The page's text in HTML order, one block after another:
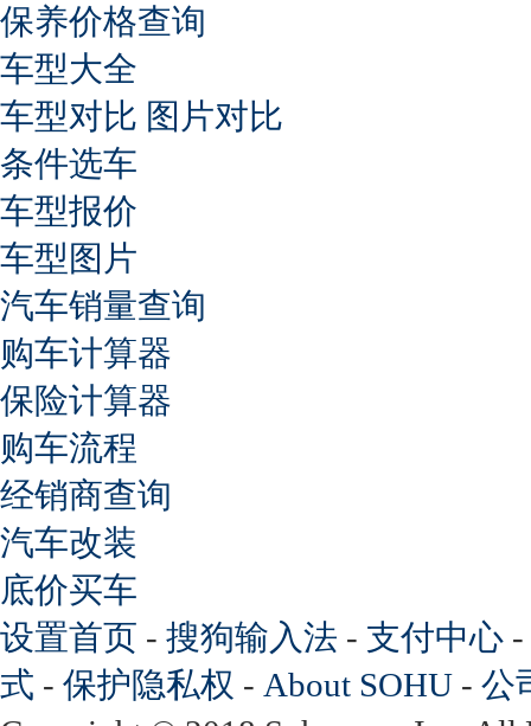
保养价格查询
车型大全
车型对比 图片对比
条件选车
车型报价
车型图片
汽车销量查询
购车计算器
保险计算器
购车流程
经销商查询
汽车改装
底价买车
设置首页 - 搜狗输入法 - 支付中心 -
式 - 保护隐私权 - About SOHU - 公